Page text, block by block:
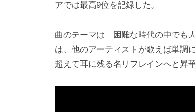
アでは最高9位を記録した。
曲のテーマは「困難な時代の中でも
は、他のアーティストが歌えば単調
超えて耳に残る名リフレインへと昇華